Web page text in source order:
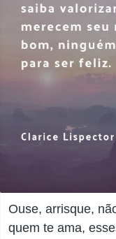
Ouse, arrisque,
quem te ama,